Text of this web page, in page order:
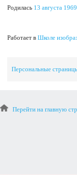
Родилась 13 августа 1969
Работает в Школе
Персональные
Перейти на главную